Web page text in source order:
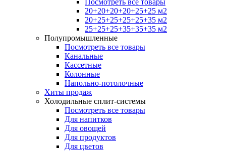
Посмотреть все товары
20+20+20+20+25+25 м2
20+25+25+25+25+35 м2
25+25+25+35+35+35 м2
Полупромышленные
Посмотреть все товары
Канальные
Кассетные
Колонные
Напольно-потолочные
Хиты продаж
Холодильные сплит-системы
Посмотреть все товары
Для напитков
Для овощей
Для продуктов
Для цветов